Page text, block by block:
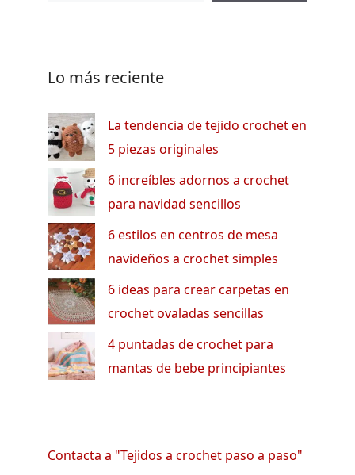
Lo más reciente
La tendencia de tejido crochet en
5 piezas originales
6 increíbles adornos a crochet
para navidad sencillos
6 estilos en centros de mesa
navideños a crochet simples
6 ideas para crear carpetas en
crochet ovaladas sencillas
4 puntadas de crochet para
mantas de bebe principiantes
Contacta a "Tejidos a crochet paso a paso"